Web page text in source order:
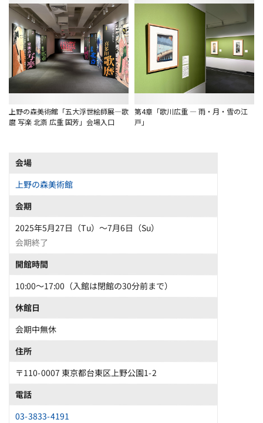
上野の森美術館「五大浮世絵師展―歌
麿 写楽 北斎 広重 国芳」会場入口
第4章「歌川広重 ― 雨・月・雪の江
戸」
会場
上野の森美術館
会期
2025年5月27日（Tu）〜7月6日（Su）
会期終了
開館時間
10:00〜17:00（入館は閉館の30分前まで）
休館日
会期中無休
住所
〒110-0007 東京都台東区上野公園1-2
電話
03-3833-4191